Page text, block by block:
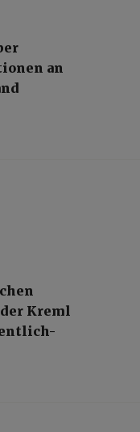
an
Kreml